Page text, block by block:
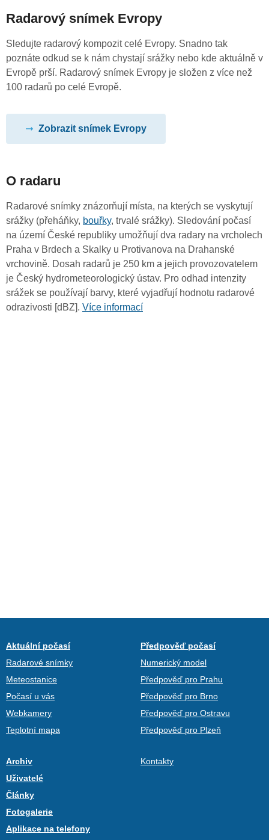
Radarový snímek Evropy
Sledujte radarový kompozit celé Evropy. Snadno tak
poznáte odkud se k nám chystají srážky nebo kde aktuálně v
Evropě prší. Radarový snímek Evropy je složen z více než
100 radarů po celé Evropě.
Zobrazit snímek Evropy
O radaru
Radarové snímky znázorňují místa, na kterých se vyskytují
srážky (přeháňky, bouřky, trvalé srážky). Sledování počasí
na území České republiky umožňují dva radary na vrcholech
Praha v Brdech a Skalky u Protivanova na Drahanské
vrchovině. Dosah radarů je 250 km a jejich provozovatelem
je Český hydrometeorologický ústav. Pro odhad intenzity
srážek se používají barvy, které vyjadřují hodnotu radarové
odrazivosti [dBZ]. Více informací
Aktuální počasí
Radarové snímky
Meteostanice
Počasí u vás
Webkamery
Teplotní mapa
Předpověď počasí
Numerický model
Předpověď pro Prahu
Předpověď pro Brno
Předpověď pro Ostravu
Předpověď pro Plzeň
Archiv
Uživatelé
Články
Fotogalerie
Aplikace na telefony
Kontakty